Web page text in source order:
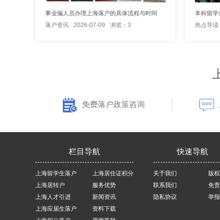
事业编人员办理上海落户的具体流程与时间
落户资讯
2026-07-09 浏览：3
本科留学
热点导读
免费落户政策咨询
栏目导航
上海留学生落户
上海居转户
上海人才引进
上海应届生落户
上海居住证积分
服务优势
新闻资讯
资料下载
快速导航
关于我们
联系我们
隐私协议
版
免
举